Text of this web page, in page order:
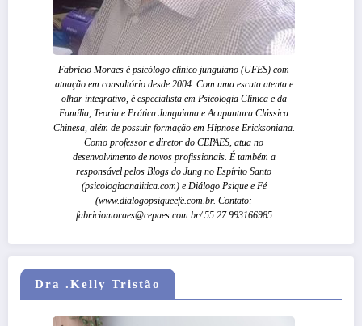
Fabrício Moraes é psicólogo clínico junguiano (UFES) com
atuação em consultório desde 2004. Com uma escuta atenta e
olhar integrativo, é especialista em Psicologia Clínica e da
Família, Teoria e Prática Junguiana e Acupuntura Clássica
Chinesa, além de possuir formação em Hipnose Ericksoniana.
Como professor e diretor do CEPAES, atua no
desenvolvimento de novos profissionais. É também a
responsável pelos Blogs do Jung no Espírito Santo
(psicologiaanalitica.com) e Diálogo Psique e Fé
(www.dialogopsiqueefe.com.br. Contato:
fabriciomoraes@cepaes.com.br/ 55 27 993166985
Dra .Kelly Tristão